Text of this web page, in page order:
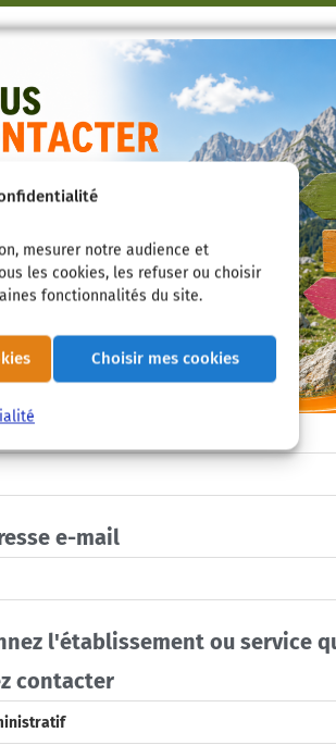
mesurer notre audience et
les cookies, les refuser ou choisir
fonctionnalités du site.
Choisir mes cookies
et prénom
e-mail
l'établissement ou service
contacter